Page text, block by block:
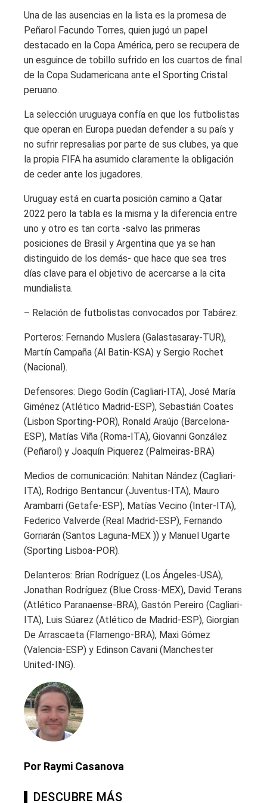
Una de las ausencias en la lista es la promesa de
Peñarol Facundo Torres, quien jugó un papel
destacado en la Copa América, pero se recupera de
un esguince de tobillo sufrido en los cuartos de final
de la Copa Sudamericana ante el Sporting Cristal
peruano.
La selección uruguaya confía en que los futbolistas
que operan en Europa puedan defender a su país y
no sufrir represalias por parte de sus clubes, ya que
la propia FIFA ha asumido claramente la obligación
de ceder ante los jugadores.
Uruguay está en cuarta posición camino a Qatar
2022 pero la tabla es la misma y la diferencia entre
uno y otro es tan corta -salvo las primeras
posiciones de Brasil y Argentina que ya se han
distinguido de los demás- que hace que sea tres
días clave para el objetivo de acercarse a la cita
mundialista.
– Relación de futbolistas convocados por Tabárez:
Porteros: Fernando Muslera (Galastasaray-TUR),
Martín Campaña (Al Batin-KSA) y Sergio Rochet
(Nacional).
Defensores: Diego Godín (Cagliari-ITA), José María
Giménez (Atlético Madrid-ESP), Sebastián Coates
(Lisbon Sporting-POR), Ronald Araújo (Barcelona-
ESP), Matías Viña (Roma-ITA), Giovanni González
(Peñarol) y Joaquín Piquerez (Palmeiras-BRA)
Medios de comunicación: Nahitan Nández (Cagliari-
ITA), Rodrigo Bentancur (Juventus-ITA), Mauro
Arambarri (Getafe-ESP), Matías Vecino (Inter-ITA),
Federico Valverde (Real Madrid-ESP), Fernando
Gorriarán (Santos Laguna-MEX )) y Manuel Ugarte
(Sporting Lisboa-POR).
Delanteros: Brian Rodríguez (Los Ángeles-USA),
Jonathan Rodríguez (Blue Cross-MEX), David Terans
(Atlético Paranaense-BRA), Gastón Pereiro (Cagliari-
ITA), Luis Súarez (Atlético de Madrid-ESP), Giorgian
De Arrascaeta (Flamengo-BRA), Maxi Gómez
(Valencia-ESP) y Edinson Cavani (Manchester
United-ING).
Por Raymi Casanova
DESCUBRE MÁS